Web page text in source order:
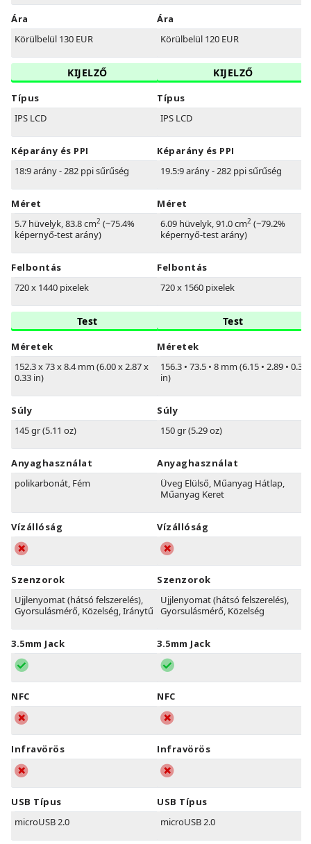
Ára
Körülbelül 130 EUR
KIJELZŐ
Típus
IPS LCD
Képarány és PPI
18:9 arány - 282 ppi sűrűség
Méret
5.7 hüvelyk, 83.8 cm2 (~75.4%
képernyő-test arány)
Felbontás
720 x 1440 pixelek
Test
Méretek
152.3 x 73 x 8.4 mm (6.00 x 2.87 x
0.33 in)
Súly
145 gr (5.11 oz)
Anyaghasználat
polikarbonát, Fém
Vízállóság
Szenzorok
Ujjlenyomat (hátsó felszerelés),
Gyorsulásmérő, Közelség, Iránytű
3.5mm Jack
NFC
Infravörös
USB Típus
microUSB 2.0
Ára
Körülbelül 120 EUR
KIJELZŐ
Típus
IPS LCD
Képarány és PPI
19.5:9 arány - 282 ppi sűrűség
Méret
6.09 hüvelyk, 91.0 cm2 (~79.2%
képernyő-test arány)
Felbontás
720 x 1560 pixelek
Test
Méretek
156.3 • 73.5 • 8 mm (6.15 • 2.89 • 0.31
in)
Súly
150 gr (5.29 oz)
Anyaghasználat
Üveg Elülső, Műanyag Hátlap,
Műanyag Keret
Vízállóság
Szenzorok
Ujjlenyomat (hátsó felszerelés),
Gyorsulásmérő, Közelség
3.5mm Jack
NFC
Infravörös
USB Típus
microUSB 2.0